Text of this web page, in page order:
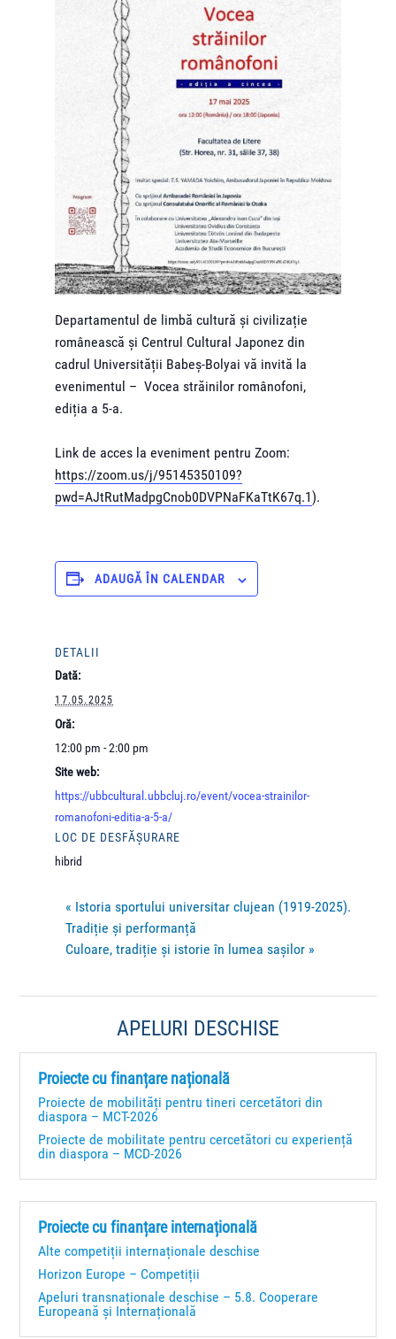
Departamentul de limbă cultură și civilizație
românească și Centrul Cultural Japonez din
cadrul Universității Babeș-Bolyai vă invită la
evenimentul – Vocea străinilor românofoni,
ediția a 5-a.
Link de acces la eveniment pentru Zoom:
https://zoom.us/j/95145350109?
pwd=AJtRutMadpgCnob0DVPNaFKaTtK67q.1).
ADAUGĂ ÎN CALENDAR
DETALII
Dată:
17.05.2025
Oră:
12:00 pm - 2:00 pm
Site web:
https://ubbcultural.ubbcluj.ro/event/vocea-strainilor-
romanofoni-editia-a-5-a/
LOC DE DESFĂȘURARE
hibrid
« Istoria sportului universitar clujean (1919-2025).
Tradiție și performanță
Culoare, tradiție și istorie în lumea sașilor »
APELURI DESCHISE
Proiecte cu finanțare națională
Proiecte de mobilități pentru tineri cercetători din
diaspora – MCT-2026
Proiecte de mobilitate pentru cercetători cu experiență
din diaspora – MCD-2026
Proiecte cu finanțare internațională
Alte competiții internaționale deschise
Horizon Europe – Competiții
Apeluri transnaționale deschise – 5.8. Cooperare
Europeană și Internațională